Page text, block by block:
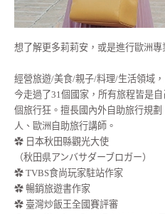
想了解更多莉莉安，或是進行歐洲
經營旅遊/美食/親子/料理/生活領域
今走過了31個國家，所有旅程皆是
個旅行狂。擅長國內外自助旅行規
人、歐洲自助旅行講師。
✿ 日本秋田縣觀光大使
（秋田県アンバサダーブロガー）
✿ TVBS食尚玩家駐站作家
✿ 暢銷旅遊書作家
✿ 臺灣炒飯王全國賽評審